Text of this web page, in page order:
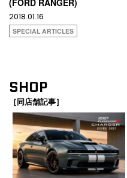
2018.01.16
SPECIAL ARTICLES
SHOP
［同店舗記事］